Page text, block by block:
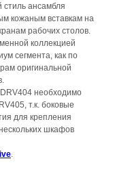
ансамбля
кожаным вставкам на
рабочих столов.
коллекцией
сегмента, как по
оригинальной
необходимо
т.к. боковые
для крепления
шкафов
.